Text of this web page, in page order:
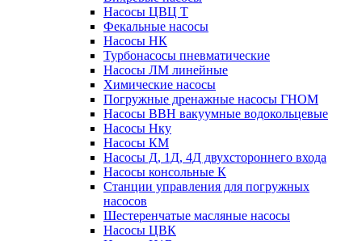
Насосы ЦВЦ Т
Фекальные насосы
Насосы НК
Турбонасосы пневматические
Насосы ЛМ линейные
Химические насосы
Погружные дренажные насосы ГНОМ
Насосы ВВН вакуумные водокольцевые
Насосы Нку
Насосы КМ
Насосы Д, 1Д, 4Д двухстороннего входа
Насосы консольные К
Станции управления для погружных
насосов
Шестеренчатые масляные насосы
Насосы ЦВК